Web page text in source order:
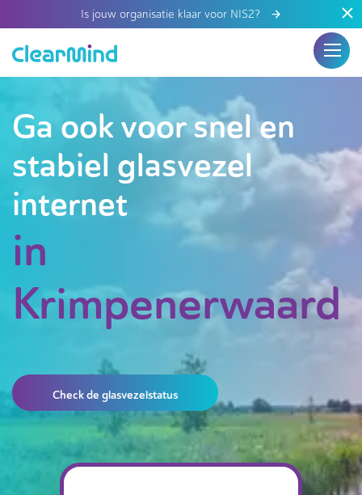
Is jouw organisatie klaar voor NIS2?
Ga ook voor snel en
stabiel glasvezel
internet
in
Krimpenerwaard
Check de glasvezelstatus